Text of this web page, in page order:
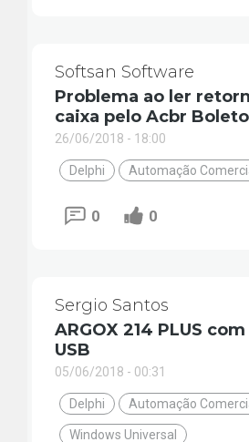
Softsan Software
Problema ao ler
caixa pelo Acbr
26/06/2018 - 18:00
Delphi Automação
0 0
Sergio Santos
ARGOX 214 PLUS
USB
05/06/2018 - 00:31
Delphi Automação
Windows Universal